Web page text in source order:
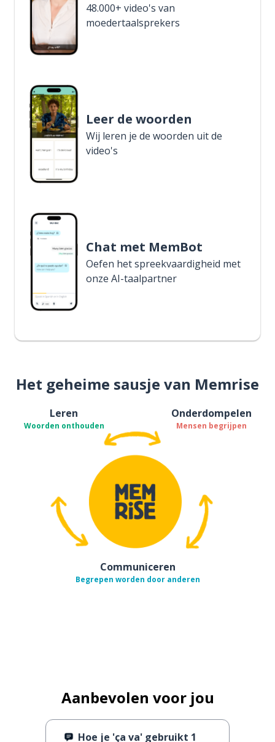
48.000+ video's van
moedertaalsprekers
Leer de woorden
Wij leren je de woorden uit de
video's
Chat met MemBot
Oefen het spreekvaardigheid met
onze AI-taalpartner
Het geheime sausje van Memrise
Leren
Woorden onthouden
Onderdompelen
Mensen begrijpen
Communiceren
Begrepen worden door anderen
Aanbevolen voor jou
Hoe je 'ça va' gebruikt 1